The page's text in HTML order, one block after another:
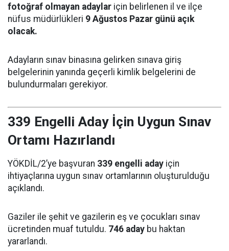
fotoğraf olmayan adaylar için belirlenen il ve ilçe
nüfus müdürlükleri 9 Ağustos Pazar günü açık
olacak.
Adayların sınav binasına gelirken sınava giriş
belgelerinin yanında geçerli kimlik belgelerini de
bulundurmaları gerekiyor.
339 Engelli Aday İçin Uygun Sınav
Ortamı Hazırlandı
YÖKDİL/2’ye başvuran 339 engelli aday için
ihtiyaçlarına uygun sınav ortamlarının oluşturulduğu
açıklandı.
Gaziler ile şehit ve gazilerin eş ve çocukları sınav
ücretinden muaf tutuldu. 746 aday bu haktan
yararlandı.